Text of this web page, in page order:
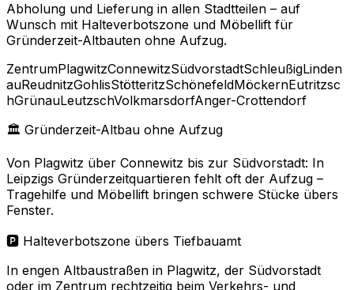
Abholung und Lieferung in allen Stadtteilen – auf
Wunsch mit Halteverbotszone und Möbellift für
Gründerzeit-Altbauten ohne Aufzug.
ZentrumPlagwitzConnewitzSüdvorstadtSchleußigLinden
auReudnitzGohlisStötteritzSchönefeldMöckernEutritzsc
hGrünauLeutzschVolkmarsdorfAnger-Crottendorf
🏛️ Gründerzeit-Altbau ohne Aufzug
Von Plagwitz über Connewitz bis zur Südvorstadt: In
Leipzigs Gründerzeitquartieren fehlt oft der Aufzug –
Tragehilfe und Möbellift bringen schwere Stücke übers
Fenster.
🅿️ Halteverbotszone übers Tiefbauamt
In engen Altbaustraßen in Plagwitz, der Südvorstadt
oder im Zentrum rechtzeitig beim Verkehrs- und